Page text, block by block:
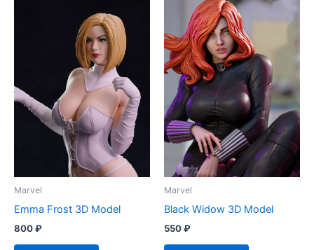
Marvel
Emma Frost 3D Model
800₽
Marvel
Black Widow 3D Model
550₽